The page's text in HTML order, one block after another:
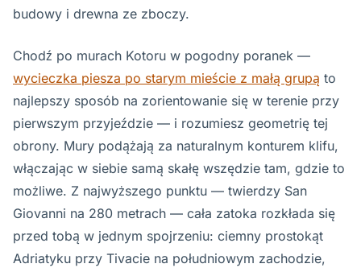
budowy i drewna ze zboczy.
Chodź po murach Kotoru w pogodny poranek —
wycieczka piesza po starym mieście z małą grupą to
najlepszy sposób na zorientowanie się w terenie przy
pierwszym przyjeździe — i rozumiesz geometrię tej
obrony. Mury podążają za naturalnym konturem klifu,
włączając w siebie samą skałę wszędzie tam, gdzie to
możliwe. Z najwyższego punktu — twierdzy San
Giovanni na 280 metrach — cała zatoka rozkłada się
przed tobą w jednym spojrzeniu: ciemny prostokąt
Adriatyku przy Tivacie na południowym zachodzie,